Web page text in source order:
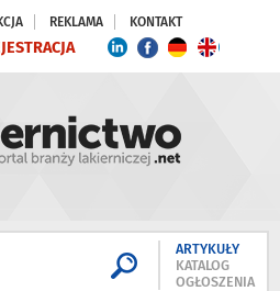
REKLAMA KONTAKT
ARTYKUŁY
KATALOG
OGŁOSZENIA